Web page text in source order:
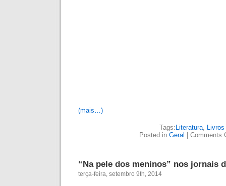
hoje. Com fotos de Isabela Ribeiro.
Tags:Literatura, Livros
Posted in Geral | Comments
Márcio ABC dá entrevista ao
Unesp